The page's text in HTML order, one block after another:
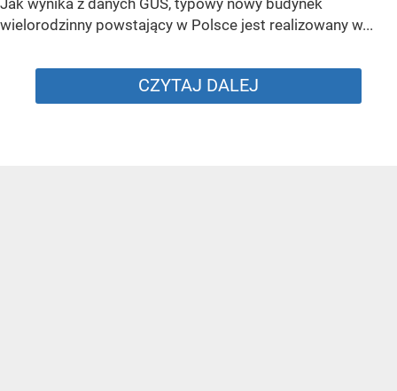
wielorodzinny powstający w Polsce jest realizowany w...
CZYTAJ DALEJ